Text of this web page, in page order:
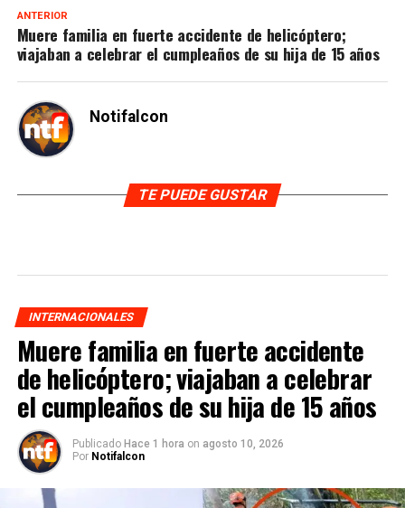
ANTERIOR
Muere familia en fuerte accidente de helicóptero;
viajaban a celebrar el cumpleaños de su hija de 15 años
Notifalcon
TE PUEDE GUSTAR
INTERNACIONALES
Muere familia en fuerte accidente
de helicóptero; viajaban a celebrar
el cumpleaños de su hija de 15 años
Publicado Hace 1 hora on agosto 10, 2026
Por Notifalcon